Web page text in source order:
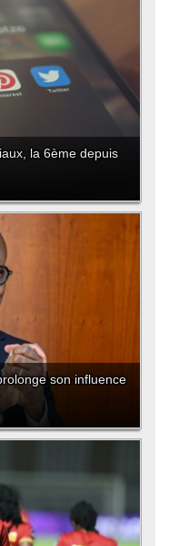
la 6ème depuis
son influence